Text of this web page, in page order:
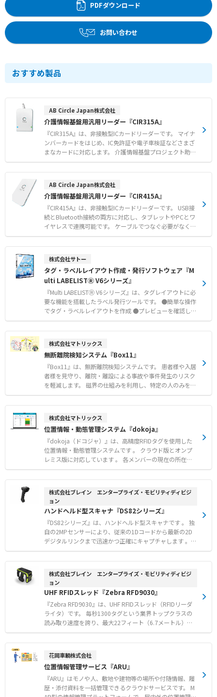
PDFダウンロード
お問い合わせ
おすすめ製品
AB Circle Japan株式会社
介護情報基盤用汎用リーダー『CIR315A』
『CIR315A』は、非接触型ICカードリーダーです。 マイナ
ンバーカードをはじめ、IC免許証や電子車検証などさまざ
まなカードに対応します。 介護情報基盤プロジェクト助成
金対象の認定モデルであり、スムーズな認証処理をサポー
トします。 USBバスパワー給電に対応し、Windowsやma
よる技術サポート体制も整備されており、導入後も安心し
て運用できます。 【特徴】 ●マイナンバーカードや各種IC
カードに対応した汎用性 ●WindowsやmacOSをはじめと
する多様なOS対応 ●メーカーによる手厚い技術サポート
体制 【用途・事例】 ●介護情報基盤導入におけるマイナ
ンバーカード認証 ●医療機関や行政窓口でのIC免許証・各
種資格証の読み取り ●専用スタンドと組み合わせたスマー
AB Circle Japan株式会社
介護情報基盤用汎用リーダー『CIR415A』
『CIR415A』は、非接触型ICカードリーダーです。 USB接
続とBluetooth接続の両方に対応し、タブレットやPCとワ
イヤレスで連携可能です。 ケーブルでつなぐ必要がなく、
受付設置や持ち運びでの運用に適しています。 介護情報基
盤プロジェクト助成金対象のマイナンバーカード読取り用
をはじめ、IC免許証やHPKIカードなどさまざまなICカード
に対応します。 メーカーによる開発支援やサポート体制が
整っており、購入後も安心して導入いただけます。 【特
徴】 ●USBおよびBluetooth接続の両対応による高い利便
性 ●マイナンバーカードや各種ICカードに対応する優れた
汎用性 ●専業メーカーによる充実した開発支援とサポート
体制 【用途・事例】 ●介護情報基盤導入におけるマイナ
スペースや移動先でのカード読み取り
株式会社サトー
タグ・ラベルレイアウト作成・発行ソフトウェア『M
ulti LABELISTⓇ V6シリーズ』
『Multi LABELISTⓇ V6シリーズ』は、タグレイアウトに必
要な機能を搭載したラベル発行ツールです。 ●簡単な操作
でタグ・ラベルレイアウトを作成 ●プレビューを確認しな
がらデータ入力 ●高品質なバーコード印字 ●用途に合わ
せてラベルのカットを制御 ●画面表示と印字が多言語に対
ト資産を有効活用 ※MultiLABELISTは、サトーホールディ
ングス株式会社の登録商標です。
株式会社マトリックス
無断離院検知システム『Box11』
『Box11』は、無断離院検知システムです。 患者様や入居
者様を見守り、離院・離設による事故や事件発生のリスク
を軽減します。 磁界の仕組みを利用し、特定の人のみを検
知して瞬時にお知らせします。 小型・軽量なICタグを採用
しており、対象者への負担をできる限り抑えたやさしい見
め、複雑な設置工事は不要で簡単に導入できます。 さら
に、スタッフの心理的負担の軽減や、ご家族への安心の提
供により、病院や施設の信頼性向上に貢献します。 【特
徴】 ●磁界の仕組みを利用した特定の人のみの正確な検知
と瞬時のお知らせ ●機器同士の無線通信による複雑な設置
工事が不要な簡単な導入 ●音と光の色で最大5ヶ所まで検
知場所を特定できる専用の信号灯 【用途・事例】 ●病院
設の防止 ●負担の少ない小型で軽量なICタグを活用したス
トレスフリーな見守り ●人感センサとの組み合わせによる
ICタグを持たない対象者の検知
株式会社マトリックス
位置情報・動態管理システム『dokoja』
『dokoja（ドコジャ）』は、高精度RFIDタグを使用した
位置情報・動態管理システムです 。 クラウド版とオンプ
レミス版に対応しています 。 各メンバーの現在の所在状
況をリアルタイムで表示できるほか、マップ画像上やカー
ド形式で各区域のメンバー人数を確認することもできます
次・期間中の所在履歴も表示・確認できます 。 滞在超過
や機器状態の異常発生時には、画面やメールで通知する機
能も備えています 。 車両入退管理システムや、クリーン
ルーム向けハンズフリー入退室管理システムと組み合わせ
ての活用も可能です。 【特徴】 ● 高精度なRFIDタグを利
用した位置情報・動態管理を実現 ● 滞在超過、機器状
態、タグ電池NGなどの通知機能を搭載し、画面やメール
でアラートを送信可能 ● メンバー別、区域別、マップ上
で現在の所在状況をリアルタイムで表示 【用途・事例】
● 指定した日付や期間で、個人またはグループの１日の所
在履歴、滞在時間をグラフと時間数で確認 ● メンバーの
所在を視覚的に把握できるマップ機能を任意の画像で設定
し運用 ● 所在履歴やタグの検知履歴などのデータをCSV形
式のテキストデータとして出力 ●車両入退管理やクリーン
ルームと連携した入退・所在管理
株式会社ブレイン エンタープライズ・モビリティディビジ
ョン
ハンドヘルド型スキャナ『DS82シリーズ』
『DS82シリーズ』は、ハンドヘルド型スキャナです 。 独
自の2MPセンサーにより、従来の1Dコードから最新の2D
デジタルリンクまで迅速かつ正確にキャプチャします 。
ワークフローを効率化する多機能ボタンや、在庫管理をス
マートにする内蔵RFIDモデルなど、将来のニーズに応える
充電に対応し、物理的な接触をなくすことで接点のメンテ
ナンス負担を大幅に軽減します 。 コンクリート面への落
下にも耐える堅牢な設計により、小売や物流など、さまざ
まな現場での安定した運用を支援します 。 【特徴】 ● 2M
P光学システムによる高速・高精度なバーコードキャプチ
ャ ● 業務に合わせてタスクを自由に割り当て可能なカス
タマイズ多機能ボタン ● 摩耗を最小限に抑えるメンテナ
ンス不要の非接触型ワイヤレス充電 【用途・事例】 ● 店
頭レジやセルフレジにおける商品スキャンおよびRFIDによ
る在庫管理 ● イベント会場や交通機関のターミナルでの
チケット確認および照合業務 ● 物流拠点や製造現場にお
ける製品・部品の追跡および出荷荷受管理
株式会社ブレイン エンタープライズ・モビリティディビジ
ョン
UHF RFIDスレッド『Zebra RFD9030』
『Zebra RFD9030』は、UHF RFIDスレッド（RFIDリーダ
ライタ）です。 毎秒1300タグという業界トップクラスの
読み取り速度を誇り、最大22フィート（6.7メートル）の
標準読み取り範囲に対応しています 。 6フィート（1.8メ
ートル）からのコンクリート落下に耐える耐衝撃性と、IP
り、過酷な現場でも安心して使用できます 。 Wi-Fi 6を内
蔵しており、デバイス管理が容易であるほか、Zebra製モ
バイルコンピュータやサードパーティ製スマートフォンと
も接続可能な柔軟性を有しています 。 【特徴】 ● 毎秒13
花岡車輌株式会社
位置情報管理サービス『ARU』
『ARU』はモノや人、敷地や建物等の場所や付随情報、履
歴・添付資料を一括管理できるクラウドサービスです。 M